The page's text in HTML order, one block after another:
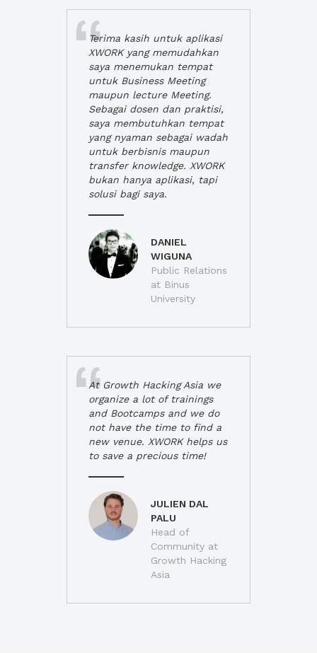
Terima kasih untuk aplikasi
XWORK yang memudahkan
saya menemukan tempat
untuk Business Meeting
maupun lecture Meeting.
Sebagai dosen dan praktisi,
saya membutuhkan tempat
yang nyaman sebagai wadah
untuk berbisnis maupun
transfer knowledge. XWORK
bukan hanya aplikasi, tapi
solusi bagi saya.
DANIEL
WIGUNA
Public Relations
at Binus
University
At Growth Hacking Asia we
organize a lot of trainings
and Bootcamps and we do
not have the time to find a
new venue. XWORK helps us
to save a precious time!
JULIEN DAL
PALU
Head of
Community at
Growth Hacking
Asia